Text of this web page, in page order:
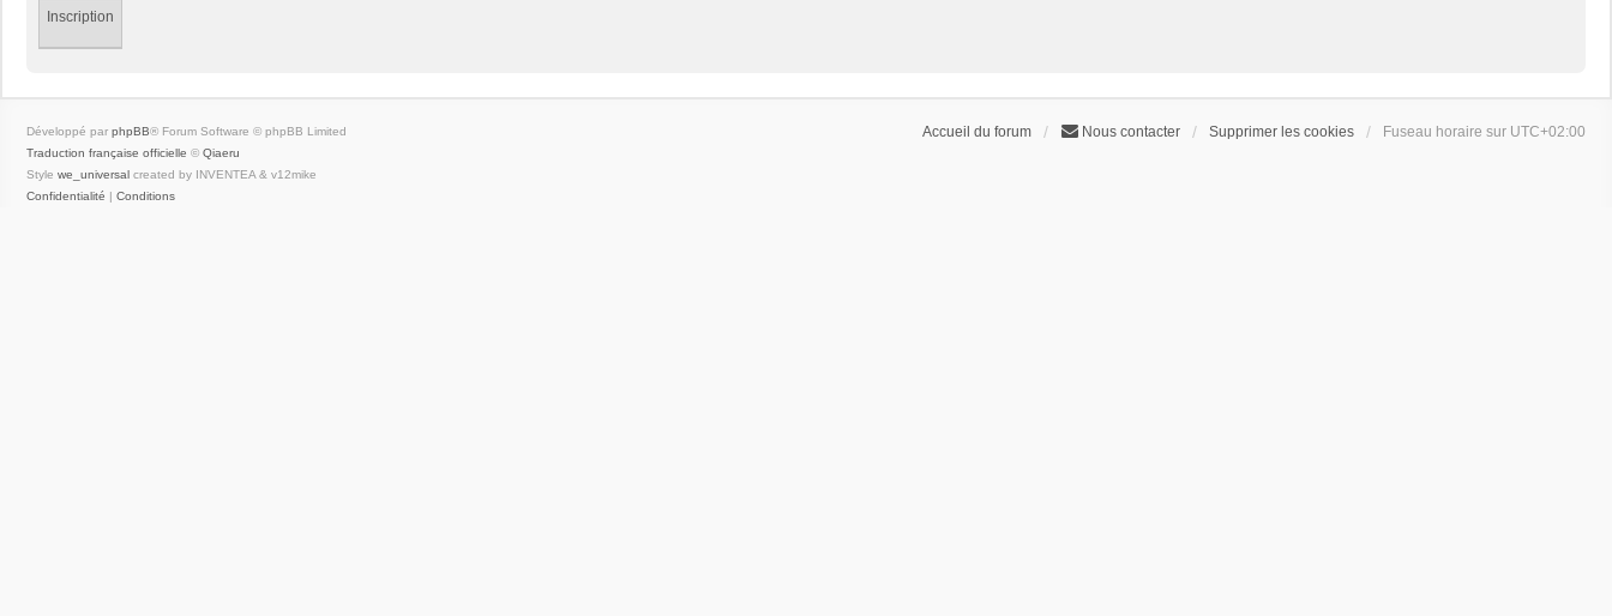
Inscription
Accueil du forum Nous contacter Supprimer les cookies Fuseau horaire sur UTC+02:00
Développé par phpBB® Forum Software © phpBB Limited
Traduction française officielle © Qiaeru
Style we_universal created by INVENTEA & v12mike
Confidentialité | Conditions